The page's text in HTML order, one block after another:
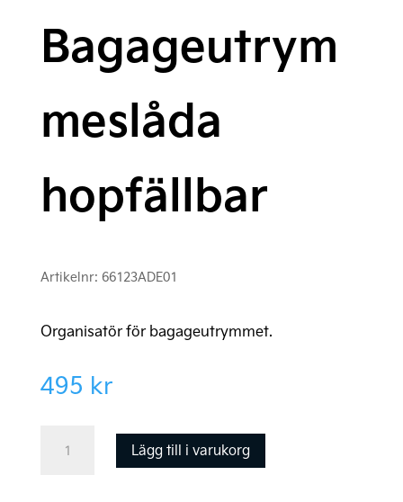
Bagageutrym
meslåda
hopfällbar
Artikelnr: 66123ADE01
Organisatör för bagageutrymmet.
495 kr
Bagageutrymmeslåda
Lägg till i varukorg